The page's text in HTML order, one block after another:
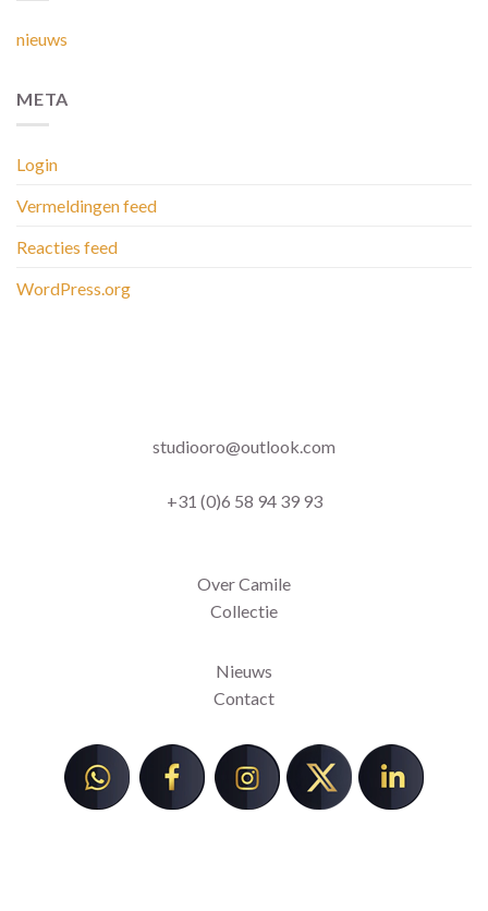
nieuws
META
Login
Vermeldingen feed
Reacties feed
WordPress.org
studiooro@outlook.com
+31 (0)6 58 94 39 93
Over Camile
Collectie
Nieuws
Contact